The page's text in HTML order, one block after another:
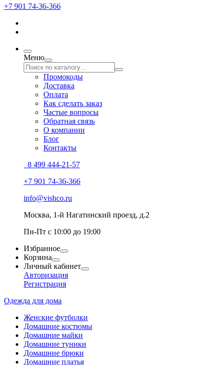
+7 901 74-36-366
Меню
Промокоды
Доставка
Оплата
Как сделать заказ
Частые вопросы
Обратная связь
О компании
Блог
Контакты
8 499 444-21-57
+7 901 74-36-366
info@vishco.ru
Москва, 1-й Нагатинский проезд, д.2
Пн-Пт с 10:00 до 19:00
Избранное
Корзина
Личный кабинет
Авторизация
Регистрация
Одежда для дома
Женские футболки
Домашние костюмы
Домашние майки
Домашние туники
Домашние брюки
Домашние платья